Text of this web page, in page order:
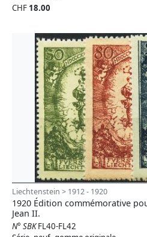
CHF 18.00
Liechtenstein > 1912 - 1920
1920 Édition commémorative
Jean II.
N° SBKFL40-FL42